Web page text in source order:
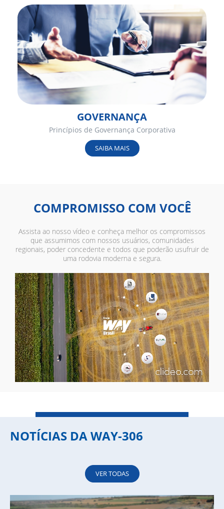
GOVERNANÇA
Princípios de Governança Corporativa
SAIBA MAIS
COMPROMISSO COM VOCÊ
Assista ao nosso vídeo e conheça melhor os compromissos
que assumimos com nossos usuários, comunidades
regionais, poder concedente e todos que poderão usufruir de
uma rodovia moderna e segura.
NOTÍCIAS DA WAY-306
VER TODAS